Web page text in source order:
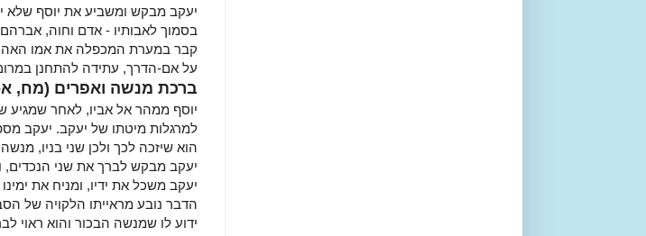
יעקב מבקש ומשביע את יוסף שלא
בסמוך לאבותיו - אדם וחוה,
קבר במערת המכפלה את אמו
על אם-הדרך, עתידה להתחנן
ברכת מנשה ואפרים (מח,
יוסף ממהר אל אביו, לאחר שמגיע
למרגלות מיטתו של יעקב. יעקב
הוא שיזכה לכך ולכן שני בניו,
יעקב מבקש לברך את שני הנכדים,
יעקב משכל את ידיו, ומניח את
הדבר נובע מראייתו הלקויה של
ידוע לו שמנשה הבכור והוא ראוי